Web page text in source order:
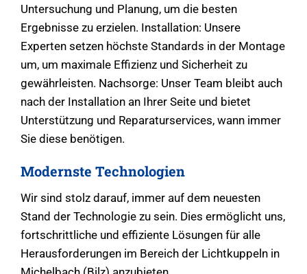
Untersuchung und Planung, um die besten
Ergebnisse zu erzielen. Installation: Unsere
Experten setzen höchste Standards in der Montage
um, um maximale Effizienz und Sicherheit zu
gewährleisten. Nachsorge: Unser Team bleibt auch
nach der Installation an Ihrer Seite und bietet
Unterstützung und Reparaturservices, wann immer
Sie diese benötigen.
Modernste Technologien
Wir sind stolz darauf, immer auf dem neuesten
Stand der Technologie zu sein. Dies ermöglicht uns,
fortschrittliche und effiziente Lösungen für alle
Herausforderungen im Bereich der Lichtkuppeln in